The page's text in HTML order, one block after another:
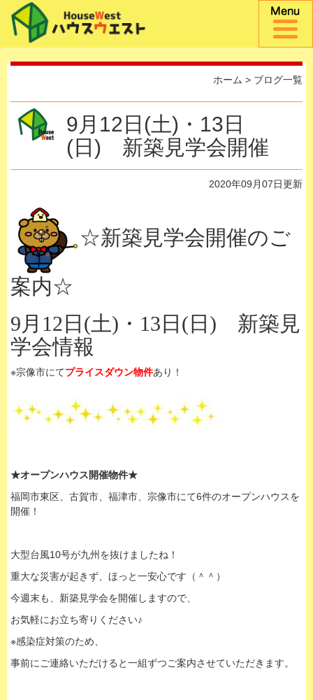
ホーム > ブログ一覧
9月12日(土)・13日
(日) 新築見学会開催
2020年09月07日更新
☆新築見学会開催のご
案内☆
9月12日(土)・13日(日) 新築見
学会情報
※宗像市にてプライスダウン物件あり！
★オープンハウス開催物件★
福岡市東区、古賀市、福津市、宗像市にて6件のオープンハウスを
開催！
大型台風10号が九州を抜けましたね！
重大な災害が起きず、ほっと一安心です（＾＾）
今週末も、新築見学会を開催しますので、
お気軽にお立ち寄りください♪
※感染症対策のため、
事前にご連絡いただけると一組ずつご案内させていただきます。